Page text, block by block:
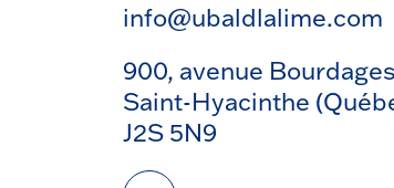
info@ubaldlalime.com
900, avenue
Saint-Hyacinthe
J2S 5N9